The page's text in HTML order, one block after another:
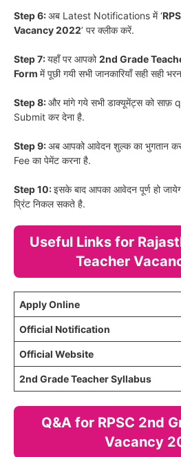
Step 6:अब Latest Notifications में ‘
Vacancy 2022’ पर क्लीक करें.
Step 7:यहाँ पर आपको2nd Grade
Form में पूछी गयी सभी जानकारियाँ सही सही
Step 8:और मांगे गये सभी डाक्यूमेंट्स को साफ़
Submit कर देना है.
Step 9:अब आपको आवेदन शुल्क का भुगतान
Fee का पेमेंट करना है.
Step 10:इसके बाद आपका आवेदन पूर्ण हो
प्रिंट निकल सकते है.
Useful Links for
Teacher
Apply Online
Official Notification
Official Website
2nd Grade Teacher Syllabus
Q&A for RPSC 2nd
Vacancy